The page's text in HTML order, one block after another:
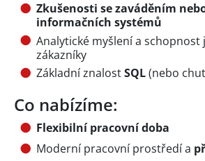
Zkušenosti se zaváděním
informačních systémů
Analytické myšlení a schopnost
zákazníky
Základní znalostSQL(nebo
Co nabízíme:
Flexibilní pracovní doba
Moderní pracovní prostředí a